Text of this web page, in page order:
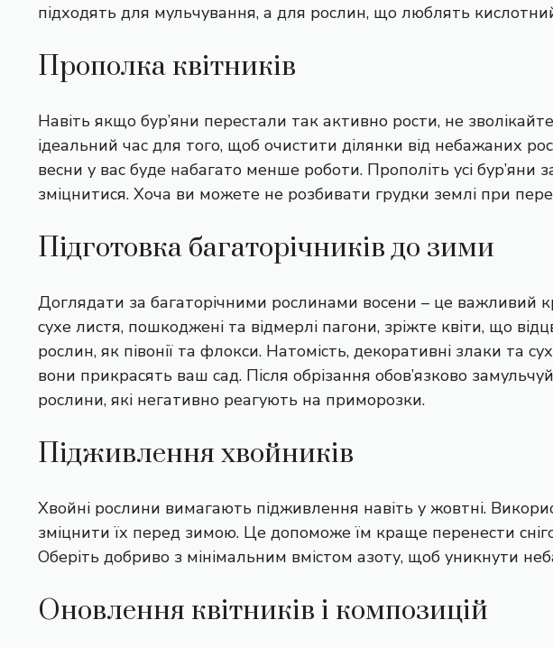
підходять для мульчування, а для рослин, що люблять
Прополка квітників
Навіть якщо бур’яни перестали так активно рости, не
ідеальний час для того, щоб очистити ділянки від небажаних
весни у вас буде набагато менше роботи. Прополіть усі бур’яни
зміцнитися. Хоча ви можете не розбивати грудки землі при
Підготовка багаторічників до зими
Доглядати за багаторічними рослинами восени – це важливий
сухе листя, пошкоджені та відмерлі пагони, зріжте квіти, що
рослин, як півонії та флокси. Натомість, декоративні злаки та
вони прикрасять ваш сад. Після обрізання обов’язково
рослини, які негативно реагують на приморозки.
Підживлення хвойників
Хвойні рослини вимагають підживлення навіть у жовтні.
зміцнити їх перед зимою. Це допоможе їм краще перенести
Оберіть добриво з мінімальним вмістом азоту, щоб уникнути
Оновлення квітників і композицій